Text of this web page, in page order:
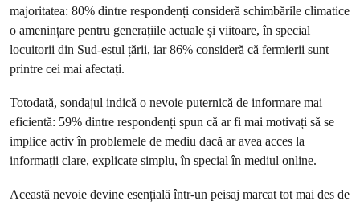
majoritatea: 80% dintre respondenți consideră schimbările climatice
o amenințare pentru generațiile actuale și viitoare, în special
locuitorii din Sud-estul țării, iar 86% consideră că fermierii sunt
printre cei mai afectați.
Totodată, sondajul indică o nevoie puternică de informare mai
eficientă: 59% dintre respondenți spun că ar fi mai motivați să se
implice activ în problemele de mediu dacă ar avea acces la
informații clare, explicate simplu, în special în mediul online.
Această nevoie devine esențială într-un peisaj marcat tot mai des de